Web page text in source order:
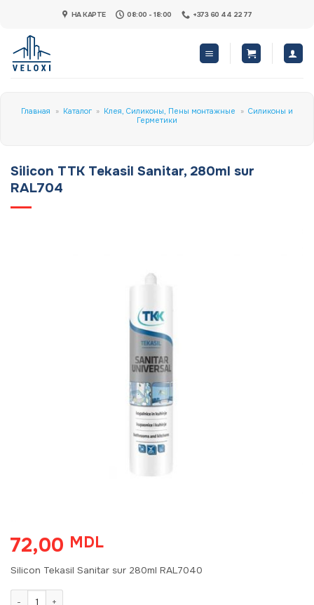
content
НА КАРТЕ 08:00 - 18:00 +373 60 44 22 77
Главная » Каталог » Клея, Силиконы, Пены монтажные » Силиконы и
Герметики
Silicon TTK Tekasil Sanitar, 280ml sur
RAL704
72,00 MDL
Silicon Tekasil Sanitar sur 280ml RAL7040